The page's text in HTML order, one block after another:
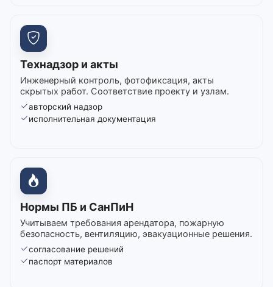
Технадзор и акты
Инженерный контроль, фотофиксация, акты
скрытых работ. Соответствие проекту и узлам.
авторский надзор
исполнительная документация
Нормы ПБ и СанПиН
Учитываем требования арендатора, пожарную
безопасность, вентиляцию, эвакуационные решения.
согласование решений
паспорт материалов